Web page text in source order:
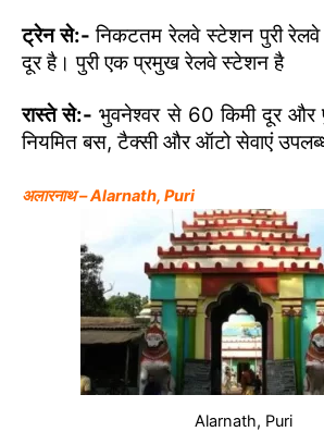
ट्रेन से:- निकटतम रेलवे स्टेशन पुरी
दूर है। पुरी एक प्रमुख रेलवे स्टेशन है
रास्ते से:- भुवनेश्वर से 60 किमी दूर और
नियमित बस, टैक्सी और ऑटो सेवाएं
अलारनाथ – Alarnath, Puri
Alarnath, Puri